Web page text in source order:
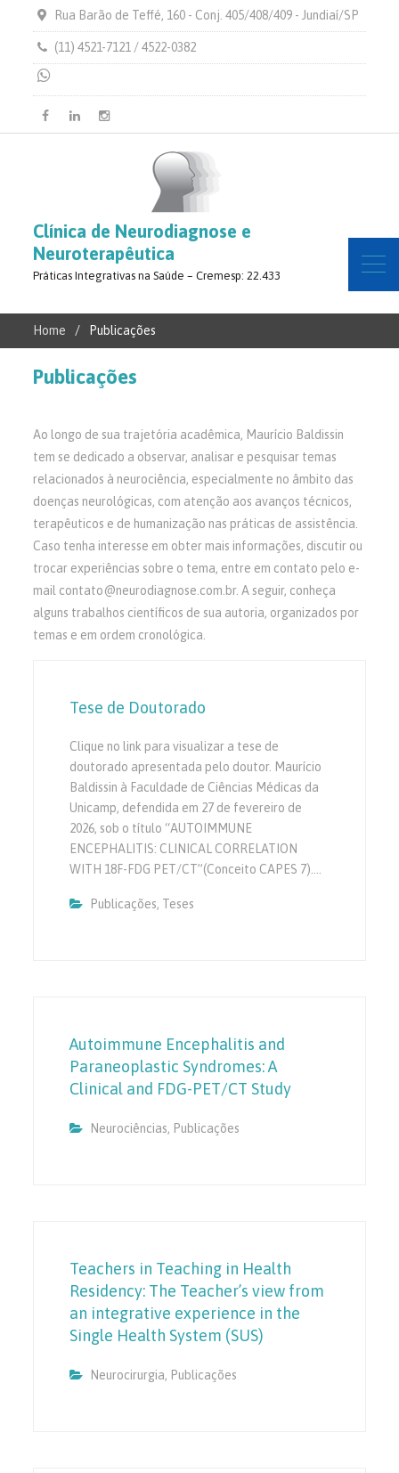
Rua Barão de Teffé, 160 - Conj. 405/408/409 - Jundiaí/SP
(11) 4521-7121 / 4522-0382
Facebook
LinkedinInstagram
Clínica de Neurodiagnose e
Neuroterapêutica
Práticas Integrativas na Saúde – Cremesp: 22.433
Home Publicações
Publicações
Ao longo de sua trajetória acadêmica, Maurício Baldissin
tem se dedicado a observar, analisar e pesquisar temas
relacionados à neurociência, especialmente no âmbito das
doenças neurológicas, com atenção aos avanços técnicos,
terapêuticos e de humanização nas práticas de assistência.
Caso tenha interesse em obter mais informações, discutir ou
trocar experiências sobre o tema, entre em contato pelo e-
mail contato@neurodiagnose.com.br. A seguir, conheça
alguns trabalhos científicos de sua autoria, organizados por
temas e em ordem cronológica.
Tese de Doutorado
Clique no link para visualizar a tese de
doutorado apresentada pelo doutor. Maurício
Baldissin à Faculdade de Ciências Médicas da
Unicamp, defendida em 27 de fevereiro de
2026, sob o título “AUTOIMMUNE
ENCEPHALITIS: CLINICAL CORRELATION
WITH 18F-FDG PET/CT”(Conceito CAPES 7).…
Publicações, Teses
Autoimmune Encephalitis and
Paraneoplastic Syndromes: A
Clinical and FDG-PET/CT Study
Neurociências, Publicações
Teachers in Teaching in Health
Residency: The Teacher’s view from
an integrative experience in the
Single Health System (SUS)
Neurocirurgia, Publicações